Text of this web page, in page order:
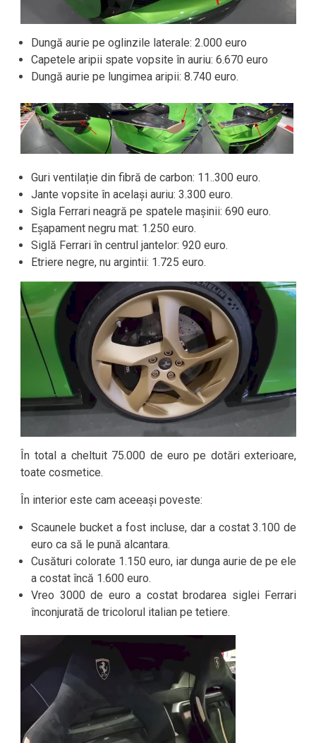
Dungă aurie pe oglinzile laterale: 2.000 euro
Capetele aripii spate vopsite în auriu: 6.670 euro
Dungă aurie pe lungimea aripii: 8.740 euro.
Guri ventilație din fibră de carbon: 11..300 euro.
Jante vopsite în același auriu: 3.300 euro.
Sigla Ferrari neagră pe spatele mașinii: 690 euro.
Eșapament negru mat: 1.250 euro.
Siglă Ferrari în centrul jantelor: 920 euro.
Etriere negre, nu argintii: 1.725 euro.
În total a cheltuit 75.000 de euro pe dotări exterioare,
toate cosmetice.
În interior este cam aceeași poveste:
Scaunele bucket a fost incluse, dar a costat 3.100 de
euro ca să le pună alcantara.
Cusături colorate 1.150 euro, iar dunga aurie de pe ele
a costat încă 1.600 euro.
Vreo 3000 de euro a costat brodarea siglei Ferrari
înconjurată de tricolorul italian pe tetiere.